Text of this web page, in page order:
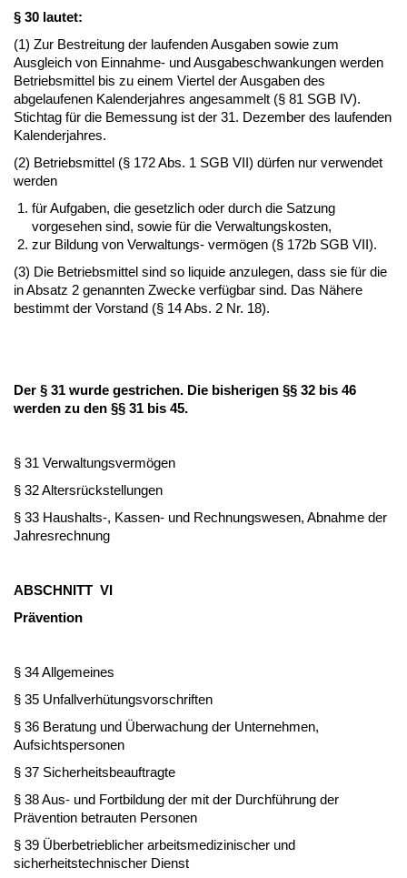
§ 30 lautet:
(1) Zur Bestreitung der laufenden Ausgaben sowie zum
Ausgleich von Einnahme- und Ausgabeschwankungen werden
Betriebsmittel bis zu einem Viertel der Ausgaben des
abgelaufenen Kalenderjahres angesammelt (§ 81 SGB IV).
Stichtag für die Bemessung ist der 31. Dezember des laufenden
Kalenderjahres.
(2) Betriebsmittel (§ 172 Abs. 1 SGB VII) dürfen nur verwendet
werden
für Aufgaben, die gesetzlich oder durch die Satzung
vorgesehen sind, sowie für die Verwaltungskosten,
zur Bildung von Verwaltungs- vermögen (§ 172b SGB VII).
(3) Die Betriebsmittel sind so liquide anzulegen, dass sie für die
in Absatz 2 genannten Zwecke verfügbar sind. Das Nähere
bestimmt der Vorstand (§ 14 Abs. 2 Nr. 18).
Der § 31 wurde gestrichen. Die bisherigen §§ 32 bis 46
werden zu den §§ 31 bis 45.
§ 31 Verwaltungsvermögen
§ 32 Altersrückstellungen
§ 33 Haushalts-, Kassen- und Rechnungswesen, Abnahme der
Jahresrechnung
ABSCHNITT VI
Prävention
§ 34 Allgemeines
§ 35 Unfallverhütungsvorschriften
§ 36 Beratung und Überwachung der Unternehmen,
Aufsichtspersonen
§ 37 Sicherheitsbeauftragte
§ 38 Aus- und Fortbildung der mit der Durchführung der
Prävention betrauten Personen
§ 39 Überbetrieblicher arbeitsmedizinischer und
sicherheitstechnischer Dienst